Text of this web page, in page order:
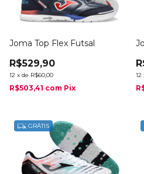
Joma Top Flex Futsal
R$529,90
12 x de R$60,00
R$503,41 com Pix
12
GRÁTIS